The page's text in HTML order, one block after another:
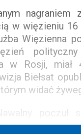
nagraniem
w więzieniu 16
Więzienna
w Rosji,
Biełsat
widać
wkrótce po